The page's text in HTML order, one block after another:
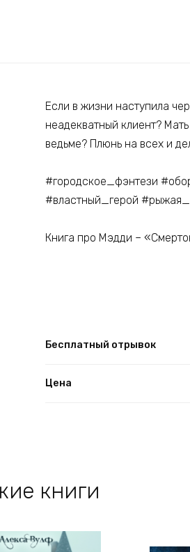
Если в жизни наступила
неадекватный клиент?
ведьме? Плюнь на всех и
#городское_фэнтези
#властный_герой
Книга про Мэдди –
Бесплатный отрывок
Цена
книги